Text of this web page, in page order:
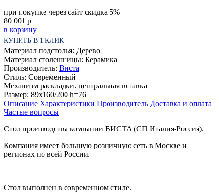
при покупке через сайт скидка 5%
80 001 р
в корзину
КУПИТЬ В 1 КЛИК
Материал подстолья: Дерево
Материал столешницы: Керамика
Производитель: Виста
Стиль: Современный
Механизм раскладки: центральная вставка
Размер: 89x160/200 h=76
Описание Характеристики Производитель Доставка и оплата
Частые вопросы
Стол производства компании ВИСТА (СП Италия-Россия).
Компания имеет большую розничную сеть в Москве и
регионах по всей России.
Стол выполнен в современном стиле.